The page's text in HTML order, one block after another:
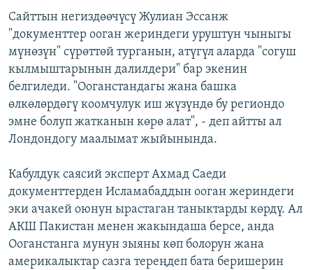
Сайттын негиздөөчүсү Жулиан Эссанж
"документтер ооган жериндеги уруштун чыныгы
мүнөзүн" сүрөттөй турганын, атүгүл аларда "согуш
кылмыштарынын далилдери" бар экенин
белгиледи. "Ооганстандагы жана башка
өлкөлөрдөгү коомчулук иш жүзүндө бу региондо
эмне болуп жатканын көрө алат", - деп айтты ал
Лондондогу маалымат жыйынында.
Кабулдук саясий эксперт Ахмад Саеди
документтерден Исламабаддын ооган жериндеги
эки ачакей оюнун ырастаган таныктарды көрдү. Ал
АКШ Пакистан менен жакындаша берсе, анда
Ооганстанга мунун зыяны көп болорун жана
америкалыктар сазга тереңдеп бата беришерин